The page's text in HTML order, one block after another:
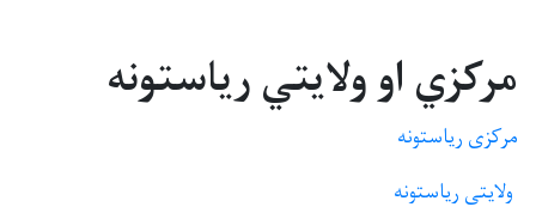
مرکزي او ولایتي ریاستونه
مرکزی ریاستونه
ولایتی ریاستونه